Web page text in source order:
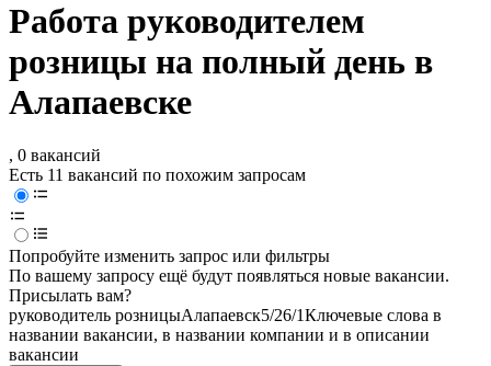
Работа руководителем
розницы на полный день в
Алапаевске
, 0 вакансий
Есть 11 вакансий по похожим запросам
Попробуйте изменить запрос или фильтры
По вашему запросу ещё будут появляться новые вакансии.
Присылать вам?
руководитель розницыАлапаевск5/26/1Ключевые слова в
названии вакансии, в названии компании и в описании
вакансии